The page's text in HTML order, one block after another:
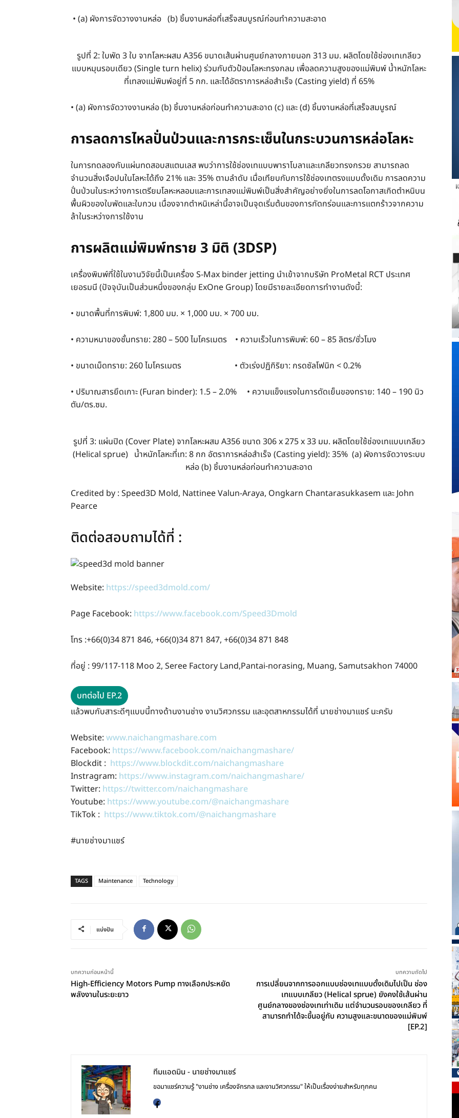
• (a) ผังการจัดวางงานหล่อ (b) ชิ้นงานหล่อที่เสร็จสมบูรณ์ก่อนทำความสะอาด
รูปที่ 2: ใบพัด 3 ใบ จากโลหะผสม A356 ขนาดเส้นผ่านศูนย์กลางภายนอก 313 มม. ผลิตโดยใช้ช่องเทเกลียว
แบบหมุนรอบเดียว (Single turn helix) ร่วมกับตัวป้อนโลหะทรงกลม เพื่อลดความสูงของแม่พิมพ์ น้ำหนักโลหะ
ที่เทลงแม่พิมพ์อยู่ที่ 5 กก. และได้อัตราการหล่อสำเร็จ (Casting yield) ที่ 65%
• (a) ผังการจัดวางงานหล่อ (b) ชิ้นงานหล่อก่อนทำความสะอาด (c) และ (d) ชิ้นงานหล่อที่เสร็จสมบูรณ์
การลดการไหลปั่นป่วนและการกระเซ็นในกระบวนการหล่อโลหะ
ในการทดลองกับแผ่นทดสอบสแตนเลส พบว่าการใช้ช่องเทแบบพาราโบลาและเกลียวทรงกรวย สามารถลด
จำนวนสิ่งเจือปนในโลหะได้ถึง 21% และ 35% ตามลำดับ เมื่อเทียบกับการใช้ช่องเทตรงแบบดั้งเดิม การลดความ
ปั่นป่วนในระหว่างการเตรียมโลหะหลอมและการเทลงแม่พิมพ์เป็นสิ่งสำคัญอย่างยิ่งในการลดโอกาสเกิดตำหนิบน
พื้นผิวของใบพัดและใบกวน เนื่องจากตำหนิเหล่านี้อาจเป็นจุดเริ่มต้นของการกัดกร่อนและการแตกร้าวจากความ
ล้าในระหว่างการใช้งาน
การผลิตแม่พิมพ์ทราย 3 มิติ (3DSP)
เครื่องพิมพ์ที่ใช้ในงานวิจัยนี้เป็นเครื่อง S-Max binder jetting นำเข้าจากบริษัท ProMetal RCT ประเทศ
เยอรมนี (ปัจจุบันเป็นส่วนหนึ่งของกลุ่ม ExOne Group) โดยมีรายละเอียดการทำงานดังนี้:
• ขนาดพื้นที่การพิมพ์: 1,800 มม. × 1,000 มม. × 700 มม.
• ความหนาของชั้นทราย: 280 – 500 ไมโครเมตร • ความเร็วในการพิมพ์: 60 – 85 ลิตร/ชั่วโมง
• ขนาดเม็ดทราย: 260 ไมโครเมตร • ตัวเร่งปฏิกิริยา: กรดซัลโฟนิก < 0.2%
• ปริมาณสารยึดเกาะ (Furan binder): 1.5 – 2.0% • ความแข็งแรงในการดัดเย็นของทราย: 140 – 190 นิว
ตัน/ตร.ซม.
รูปที่ 3: แผ่นปิด (Cover Plate) จากโลหะผสม A356 ขนาด 306 x 275 x 33 มม. ผลิตโดยใช้ช่องเทแบบเกลียว
(Helical sprue) น้ำหนักโลหะที่เท: 8 กก อัตราการหล่อสำเร็จ (Casting yield): 35% (a) ผังการจัดวางระบบ
หล่อ (b) ชิ้นงานหล่อก่อนทำความสะอาด
Credited by : Speed3D Mold, Nattinee Valun-Araya, Ongkarn Chantarasukkasem และ John
Pearce
ติดต่อสอบถามได้ที่ :
Website: https://speed3dmold.com/
Page Facebook: https://www.facebook.com/Speed3Dmold
โทร :+66(0)34 871 846, +66(0)34 871 847, +66(0)34 871 848
ที่อยู่ : 99/117-118 Moo 2, Seree Factory Land,Pantai-norasing, Muang, Samutsakhon 74000
บทต่อไป EP.2
แล้วพบกับสาระดีๆแบบนี้ทางด้านงานช่าง งานวิศวกรรม และอุตสาหกรรมได้ที่ นายช่างมาแชร์ นะครับ
Website: www.naichangmashare.com
Facebook: https://www.facebook.com/naichangmashare/
Blockdit : https://www.blockdit.com/naichangmashare
Instragram: https://www.instagram.com/naichangmashare/
Twitter: https://twitter.com/naichangmashare
Youtube: https://www.youtube.com/@naichangmashare
TikTok : https://www.tiktok.com/@naichangmashare
#นายช่างมาแชร์
TAGS Maintenance Technology
แบ่งปัน
บทความก่อนหน้านี้
High-Efficiency Motors Pump ทางเลือกประหยัด
พลังงานในระยะยาว
บทความถัดไป
การเปลี่ยนจากการออกแบบช่องเทแบบดั้งเดิมไปเป็น ช่อง
เทแบบเกลียว (Helical sprue) ยังคงใช้เส้นผ่าน
ศูนย์กลางของช่องเทเท่าเดิม แต่จำนวนรอบของเกลียว ที่
สามารถทำได้จะขึ้นอยู่กับ ความสูงและขนาดของแม่พิมพ์
[EP.2]
ทีมแอดมิน - นายช่างมาแชร์
ขอมาแชร์ความรู้ "งานช่าง เครื่องจักรกล และงานวิศวกรรม" ให้เป็นเรื่องง่ายสำหรับทุกคน